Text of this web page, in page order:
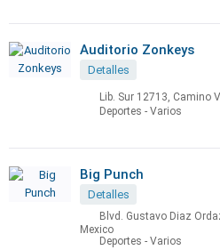
Auditorio Zonkeys
Detalles
Lib. Sur 12713, Camino
Deportes - Varios
Big Punch
Detalles
Blvd. Gustavo Diaz
Mexico
Deportes - Varios